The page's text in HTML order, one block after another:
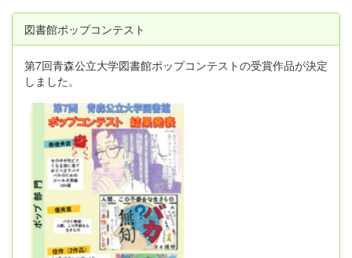
図書館ポップコンテスト
第7回青森公立大学図書館ポップコンテストの受賞作品が決定
しました。